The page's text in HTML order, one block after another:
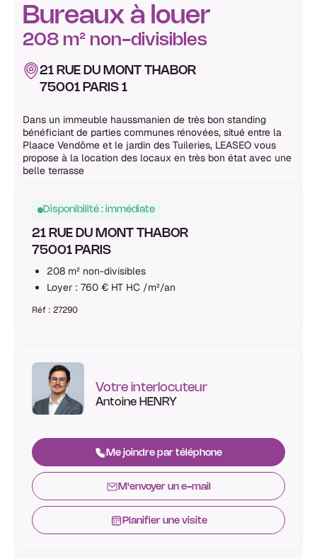
Bureaux à louer
208 m² non-divisibles
21 RUE DU MONT THABOR
75001 PARIS 1
Dans un immeuble haussmanien de très bon standing
bénéficiant de parties communes rénovées, situé entre la
Plaace Vendôme et le jardin des Tuileries, LEASEO vous
propose à la location des locaux en très bon état avec une
belle terrasse
Disponibilité : immédiate
21 RUE DU MONT THABOR
75001 PARIS
208 m² non-divisibles
Loyer : 760 € HT HC /m²/an
Réf : 27290
Votre interlocuteur
Antoine HENRY
Me joindre par téléphone
M'envoyer un e-mail
Planifier une visite